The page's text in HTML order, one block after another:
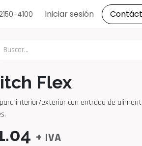
4100 Iniciar sesión
Flex
interior/exterior con entrada de
+ IVA